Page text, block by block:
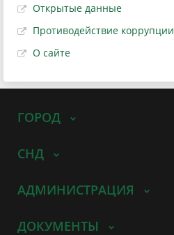
Открытые данные
Противодействие коррупции
О сайте
ГОРОД
СНД
АДМИНИСТРАЦИЯ
ДОКУМЕНТЫ